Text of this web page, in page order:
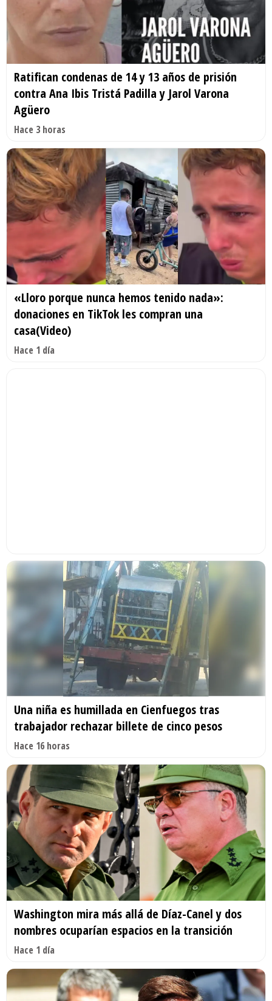
Ratifican condenas de 14 y 13 años de prisión
contra Ana Ibis Tristá Padilla y Jarol Varona
Agüero
Hace 3 horas
«Lloro porque nunca hemos tenido nada»:
donaciones en TikTok les compran una
casa(Video)
Hace 1 día
Una niña es humillada en Cienfuegos tras
trabajador rechazar billete de cinco pesos
Hace 16 horas
Washington mira más allá de Díaz-Canel y dos
nombres ocuparían espacios en la transición
Hace 1 día